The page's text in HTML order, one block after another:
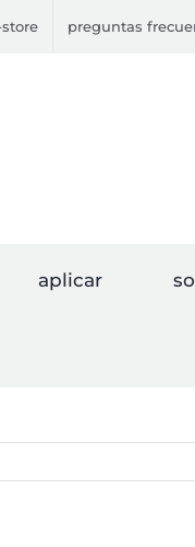
preguntas
aplicar